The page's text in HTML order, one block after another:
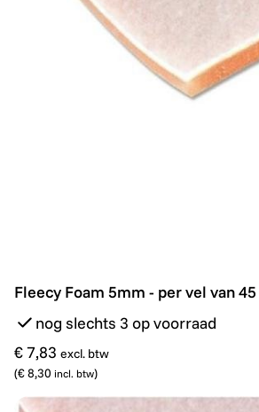
Fleecy Foam 5mm - per vel van 45
Fleecy Foam 5mm - per vel van
nog slechts 3 op voorraad
€ 7,83 excl. btw
(€ 8,30 incl. btw)